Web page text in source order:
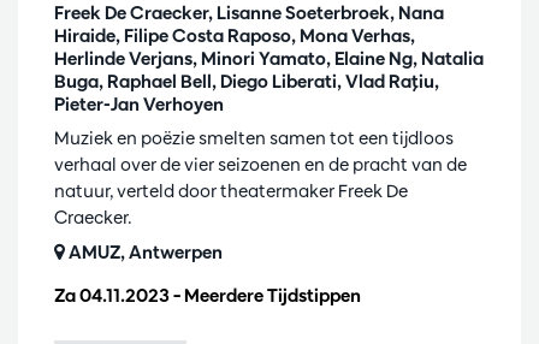
Freek De Craecker, Lisanne Soeterbroek, Nana
Hiraide, Filipe Costa Raposo, Mona Verhas,
Herlinde Verjans, Minori Yamato, Elaine Ng, Natalia
Buga, Raphael Bell, Diego Liberati, Vlad Raţiu,
Pieter-Jan Verhoyen
Za 04.11.2023– Meerdere Tijdstippen
Muziek en poëzie smelten samen tot een tijdloos
verhaal over de vier seizoenen en de pracht van de
natuur, verteld door theatermaker Freek De
Craecker.
AMUZ, Antwerpen